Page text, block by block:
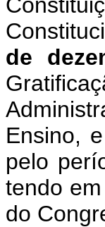
de
Ensino,
pelo
tendo
do